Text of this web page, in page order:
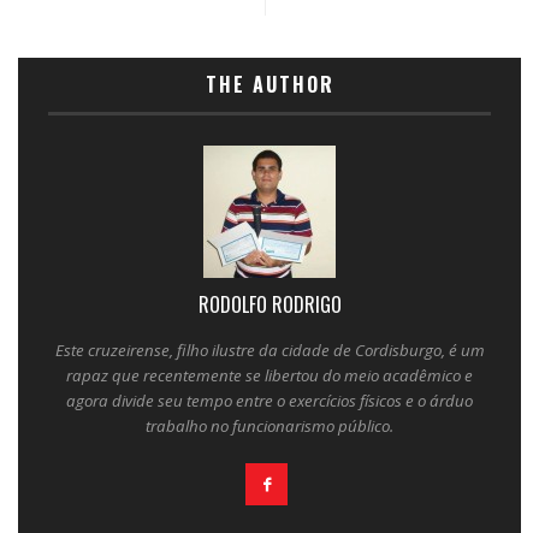
THE AUTHOR
RODOLFO RODRIGO
Este cruzeirense, filho ilustre da cidade de Cordisburgo, é um
rapaz que recentemente se libertou do meio acadêmico e
agora divide seu tempo entre o exercícios físicos e o árduo
trabalho no funcionarismo público.